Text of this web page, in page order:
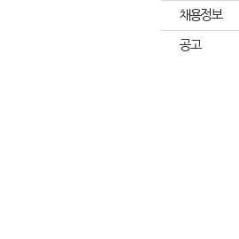
채용정보
공고